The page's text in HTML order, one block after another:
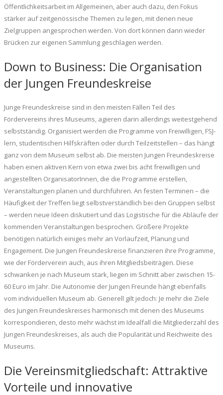
Öffentlichkeitsarbeit im Allgemeinen, aber auch dazu, den Fokus
stärker auf zeitgenössische Themen zu legen, mit denen neue
Zielgruppen angesprochen werden. Von dort können dann wieder
Brücken zur eigenen Sammlung geschlagen werden.
Down to Business: Die Organisation
der Jungen Freundeskreise
Junge Freundeskreise sind in den meisten Fällen Teil des
Fördervereins ihres Museums, agieren darin allerdings weitestgehend
selbstständig. Organisiert werden die Programme von Freiwilligen, FSJ-
lern, studentischen Hilfskräften oder durch Teilzeitstellen – das hängt
ganz von dem Museum selbst ab. Die meisten Jungen Freundeskreise
haben einen aktiven Kern von etwa zwei bis acht freiwilligen und
angestellten OrganisatorInnen, die die Programme erstellen,
Veranstaltungen planen und durchführen. An festen Terminen – die
Häufigkeit der Treffen liegt selbstverständlich bei den Gruppen selbst
– werden neue Ideen diskutiert und das Logistische für die Abläufe der
kommenden Veranstaltungen besprochen. Größere Projekte
benötigen natürlich einiges mehr an Vorlaufzeit, Planung und
Engagement. Die Jungen Freundeskreise finanzieren ihre Programme,
wie der Förderverein auch, aus ihren Mitgliedsbeiträgen. Diese
schwanken je nach Museum stark, liegen im Schnitt aber zwischen 15-
60 Euro im Jahr. Die Autonomie der Jungen Freunde hängt ebenfalls
vom individuellen Museum ab. Generell gilt jedoch: Je mehr die Ziele
des Jungen Freundeskreises harmonisch mit denen des Museums
korrespondieren, desto mehr wächst im Idealfall die Mitgliederzahl des
Jungen Freundeskreises, als auch die Popularität und Reichweite des
Museums.
Die Vereinsmitgliedschaft: Attraktive
Vorteile und innovative